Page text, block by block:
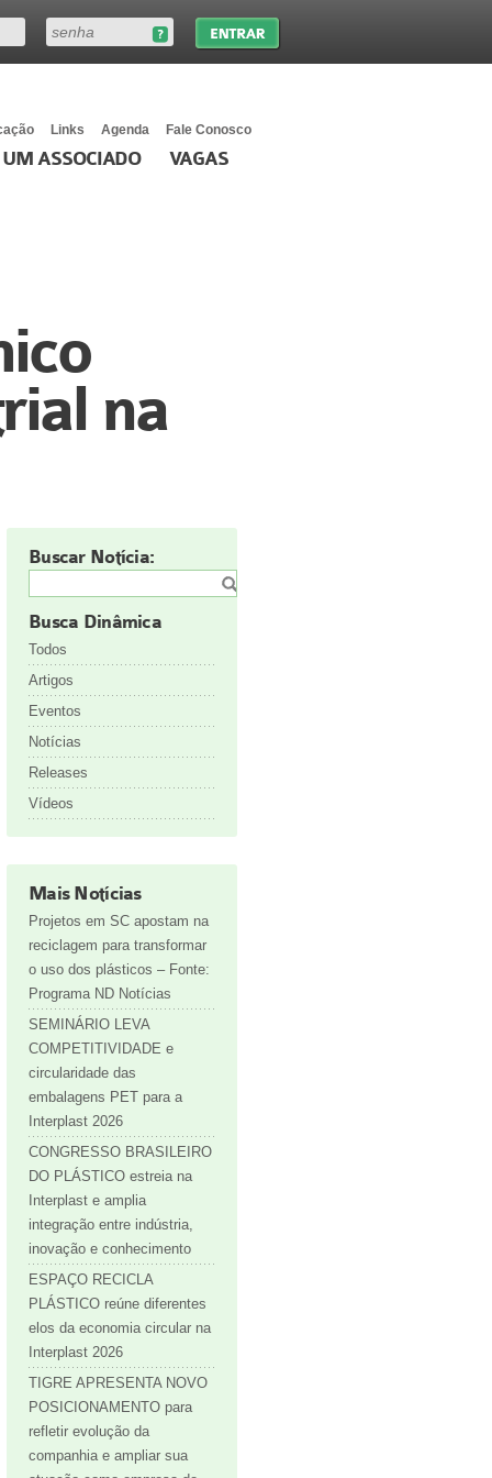
Links Agenda Fale Conosco
UM ASSOCIADO VAGAS
na
Buscar Notícia:
Busca Dinâmica
Todos
Artigos
Eventos
Notícias
Releases
Vídeos
Mais Notícias
Projetos em SC apostam na
reciclagem para transformar
o uso dos plásticos – Fonte:
Programa ND Notícias
SEMINÁRIO LEVA
COMPETITIVIDADE e
circularidade das
embalagens PET para a
Interplast 2026
CONGRESSO BRASILEIRO
DO PLÁSTICO estreia na
Interplast e amplia
integração entre indústria,
inovação e conhecimento
ESPAÇO RECICLA
PLÁSTICO reúne diferentes
elos da economia circular na
Interplast 2026
TIGRE APRESENTA NOVO
POSICIONAMENTO para
refletir evolução da
companhia e ampliar sua